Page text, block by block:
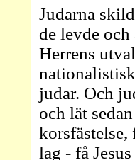
Judarna
de levde och
Herrens
judar. Och
och lät
lag - få